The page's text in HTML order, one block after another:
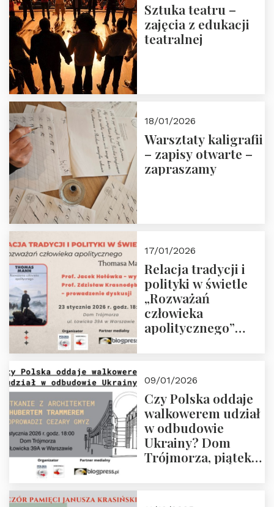
Sztuka teatru –
zajęcia z edukacji
teatralnej
18/01/2026
Warsztaty kaligrafii
– zapisy otwarte –
zapraszamy
17/01/2026
Relacja tradycji i
polityki w świetle
„Rozważań
człowieka
apolitycznego”
godz. 18:00.
Zapraszamy!
09/01/2026
Czy Polska oddaje
walkowerem udział
w odbudowie
Ukrainy? Dom
Trójmorza, piątek